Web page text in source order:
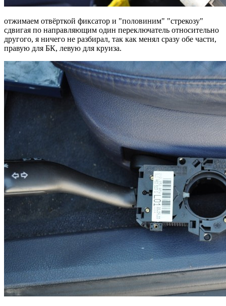
отжимаем отвёрткой фиксатор и "половиним" "стрекозу"
сдвигая по направляющим один переключатель относительно
другого, я ничего не разбирал, так как менял сразу обе части,
правую для БК, левую для круиза.